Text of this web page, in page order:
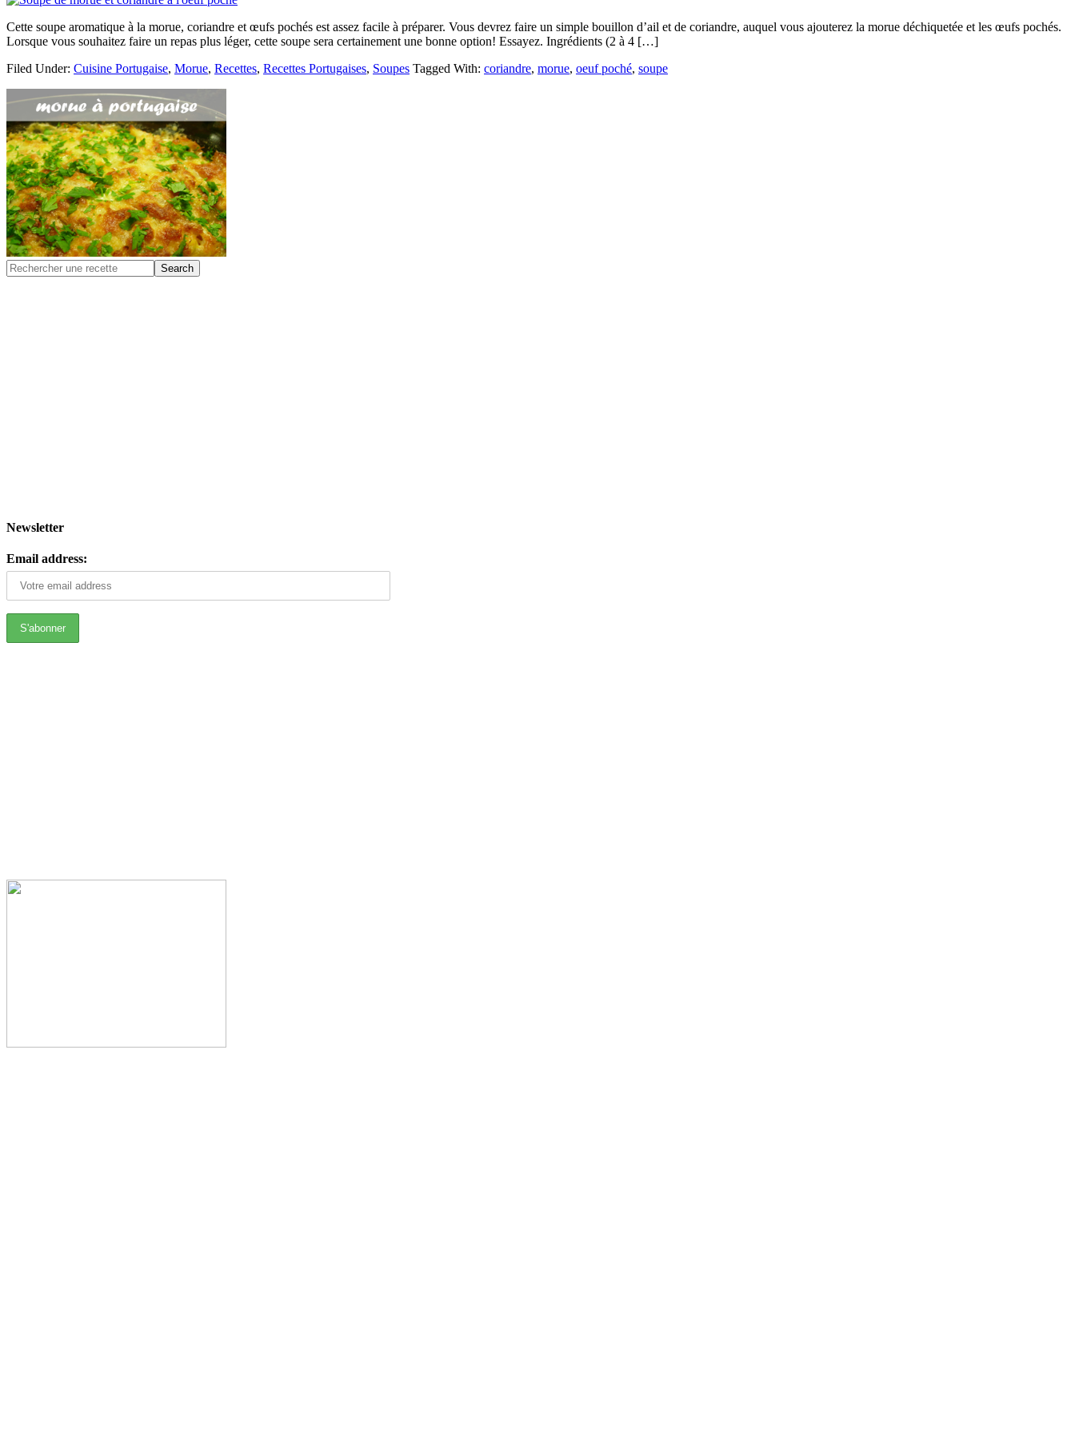
Cette soupe aromatique à la morue, coriandre et œufs pochés est assez facile à préparer. Vous devrez faire un simple bouillon d’ail et de coriandre, auquel vous ajouterez la morue déchiquetée et les œufs pochés.
Lorsque vous souhaitez faire un repas plus léger, cette soupe sera certainement une bonne option! Essayez. Ingrédients (2 à 4 […]
Filed Under: Cuisine Portugaise, Morue, Recettes, Recettes Portugaises, Soupes Tagged With: coriandre, morue, oeuf poché, soupe
Newsletter
Email address: